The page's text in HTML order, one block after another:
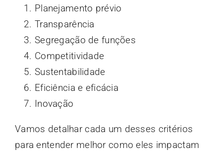
Planejamento prévio
Transparência
Segregação de funções
Competitividade
Sustentabilidade
Eficiência e eficácia
Inovação
Vamos detalhar cada um desses critérios
para entender melhor como eles impactam